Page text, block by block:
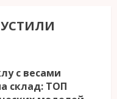
с весами
склад: ТОП